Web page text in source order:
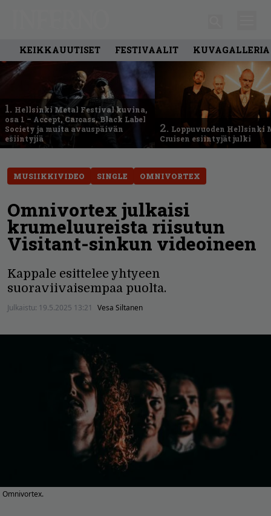
KEIKKAUUTISET FESTIVAALIT KUVAGALLERIA
1. Hellsinki Metal Festival kuvina,
osa 1 – Accept, Carcass, Black Label
Society ja muita avauspäivän
esiintyjiä
2. Loppuvuoden Hellsinki
Cruisen esiintyjät julki
MUSIIKKIVIDEO SINGLE OMNIVORTEX
Omnivortex julkaisi
krumeluureista riisutun
Visitant-sinkun videoineen
Kappale esittelee yhtyeen
suoraviivaisempaa puolta.
Julkaistu: 19.5.2025 13:21 Vesa Siltanen
Omnivortex.